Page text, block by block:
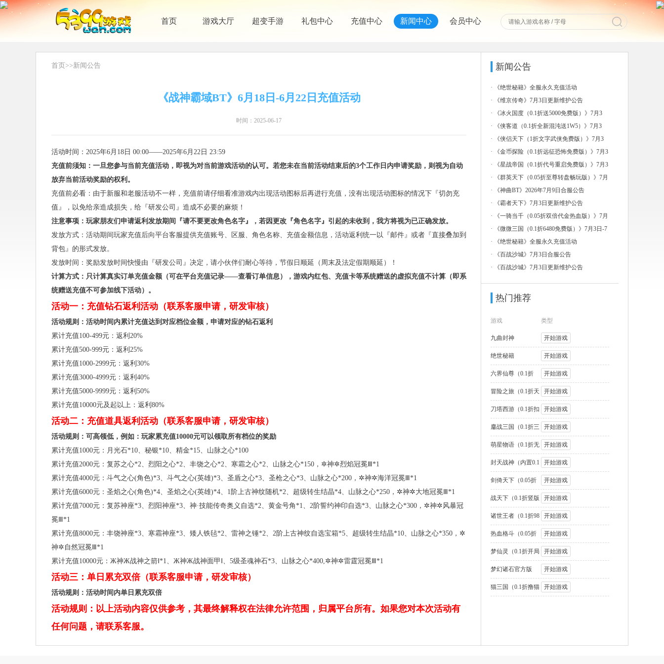
首页 游戏大厅 超变手游 礼包中心 充值中心 新闻中心 会员中心
首页 >>新闻公告
《战神霸域BT》6月18日-6月22日充值活动
时间：2025-06-17
活动时间：2025年6月18日 00:00——2025年6月22日 23:59
充值前须知：一旦您参与当前充值活动，即视为对当前游戏活动的认可。若您未在当前活动结束后的3个工作日内申请奖励，则视为自动
放弃当前活动奖励的权利。
充值前必看：由于新服和老服活动不一样，充值前请仔细看准游戏内出现活动图标后再进行充值，没有出现活动图标的情况下『切勿充
值』，以免给亲造成损失，给『研发公司』造成不必要的麻烦！
注意事项：玩家朋友们申请返利发放期间『请不要更改角色名字』，若因更改『角色名字』引起的未收到，我方将视为已正确发放。
发放方式：活动期间玩家充值后向平台客服提供充值账号、区服、角色名称、充值金额信息，活动返利统一以『邮件』或者『直接叠加到
背包』的形式发放。
发放时间：奖励发放时间快慢由『研发公司』决定，请小伙伴们耐心等待，节假日顺延（周末及法定假期顺延）！
计算方式：只计算真实订单充值金额（可在平台充值记录——查看订单信息），游戏内红包、充值卡等系统赠送的虚拟充值不计算（即系
统赠送充值不可参加线下活动）。
活动一：充值钻石返利活动（联系客服申请，研发审核）
活动规则：活动时间内累计充值达到对应档位金额，申请对应的钻石返利
累计充值100-499元：返利20%
累计充值500-999元：返利25%
累计充值1000-2999元：返利30%
累计充值3000-4999元：返利40%
累计充值5000-9999元：返利50%
累计充值10000元及起以上：返利80%
活动二：充值道具返利活动（联系客服申请，研发审核）
活动规则：可高领低，例如：玩家累充值10000元可以领取所有档位的奖励
累计充值1000元：月光石*10、秘银*10、精金*15、山脉之心*100
累计充值2000元：复苏之心*2、烈阳之心*2、丰饶之心*2、寒霜之心*2、山脉之心*150，✲神✲烈焰冠冕Ⅲ*1
累计充值4000元：斗气之心(角色)*3、斗气之心(英雄)*3、圣盾之心*3、圣枪之心*3、山脉之心*200，✲神✲海洋冠冕Ⅲ*1
累计充值6000元：圣焰之心(角色)*4、圣焰之心(英雄)*4、1阶上古神纹随机*2、超级转生结晶*4、山脉之心*250，✲神✲大地冠冕Ⅲ*1
累计充值7000元：复苏神座*3、烈阳神座*3、神·技能传奇奥义自选*2、黄金号角*1、2阶誓约神印自选*3、山脉之心*300，✲神✲风暴冠
冕Ⅲ*1
累计充值8000元：丰饶神座*3、寒霜神座*3、矮人铁毡*2、雷神之锤*2、2阶上古神纹自选宝箱*5、超级转生结晶*10、山脉之心*350，✲
神✲自然冠冕Ⅲ*1
累计充值10000元：Ж神Ж战神之箭Ⅰ*1、Ж神Ж战神面甲Ⅰ、5级圣魂神石*3、山脉之心*400,✲神✲雷霆冠冕Ⅲ*1
活动三：单日累充双倍（联系客服申请，研发审核）
活动规则：活动时间内单日累充双倍
活动规则：以上活动内容仅供参考，其最终解释权在法律允许范围，归属平台所有。如果您对本次活动有
任何问题，请联系客服。
新闻公告
·
《绝世秘籍》全服永久充值活动
·
《维京传奇》7月3日更新维护公告
·
《冰火国度（0.1折送5000免费版）》7月3
日-7
·
《侠客道（0.1折全新混沌送1W5）》7月3
日-7月
·
《侠侣天下（1折文字武侠免费版）》7月3
日-7月6日
·
《金币探险（0.1折远征恐怖免费版）》7月3
日-7月
·
《星战帝国（0.1折代号重启免费版）》7月3
日-7月
·
《群英天下（0.05折至尊转盘畅玩版）》7月
3日-7
·
《神曲BT》2026年7月9日合服公告
·
《霸者天下》7月3日更新维护公告
·
《一骑当千（0.05折双倍代金热血版）》7月
3日-7
·
《微微三国（0.1折6480免费版）》7月3日-7
月
·
《绝世秘籍》全服永久充值活动
·
《百战沙城》7月3日合服公告
·
《百战沙城》7月3日更新维护公告
热门推荐
游戏 类型
九曲封神 开始游戏
绝世秘籍 开始游戏
六界仙尊（0.1折
2000福利版
开始游戏
冒险之旅（0.1折天
天送1W代币
开始游戏
刀塔西游（0.1折扣
版）
开始游戏
鏖战三国（0.1折三
国2名将盲盒
开始游戏
萌星物语（0.1折无
限代金版）
开始游戏
封天战神（内置0.1
折1W免费版
开始游戏
剑倚天下（0.05折
送SSS神将
开始游戏
战天下（0.1折竖版
街机连招）
开始游戏
诸世王者（0.1折98
元速通版）
开始游戏
热血格斗（0.05折
GM定制版）
开始游戏
梦仙灵（0.1折开局
送足球宝贝）
开始游戏
梦幻诸石官方版
（0.05折圆梦高
开始游戏
猫三国（0.1折撸猫 开始游戏